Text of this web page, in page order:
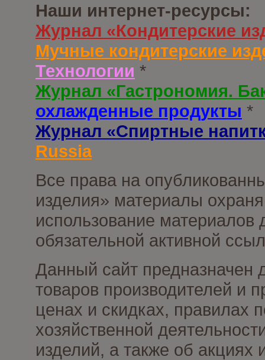
Наши интернет-ресурсы:
Журнал «Кондитерские
Мучные кондитерские
Технологии *
Журнал «Гастрономия.
охлажденные продукты *
Журнал «Спиртные
Russia
Все права на
изделия» материалы
использование материалов
обязательной активной
Данный сайт предназначен
товаров производителей и
ценах и скидках, правилах
хозяйственной
изделий, а также об